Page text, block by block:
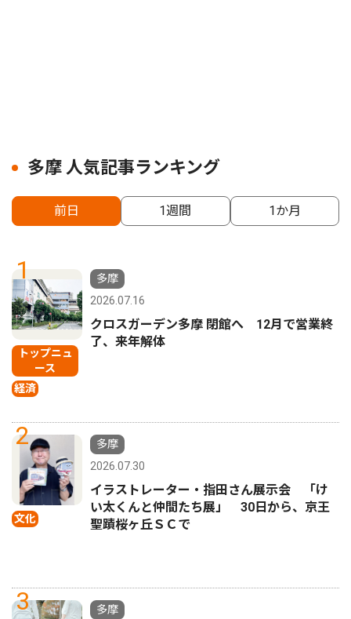
多摩 人気記事ランキング
前日 1週間 1か月
1
トップニュ
ース
経済
多摩
2026.07.16
クロスガーデン多摩 閉館へ 12月で営業終
了、来年解体
2
文化
多摩
2026.07.30
イラストレーター・指田さん展示会 「け
い太くんと仲間たち展」 30日から、京王
聖蹟桜ヶ丘ＳＣで
3
多摩